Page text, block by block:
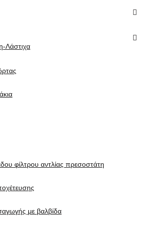
Λάστιχα
φίλτρου αντλίας πρεσοστάτη
με βαλβίδα